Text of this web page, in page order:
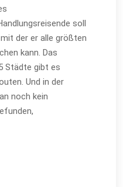
soll
der er alle größten
kann. Das
Städte gibt es
Und in der
noch kein